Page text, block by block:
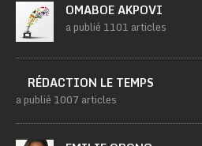
OMABOE AKPOVI
a publié 1101 articles
RÉDACTION LE TEMPS
a publié 1007 articles